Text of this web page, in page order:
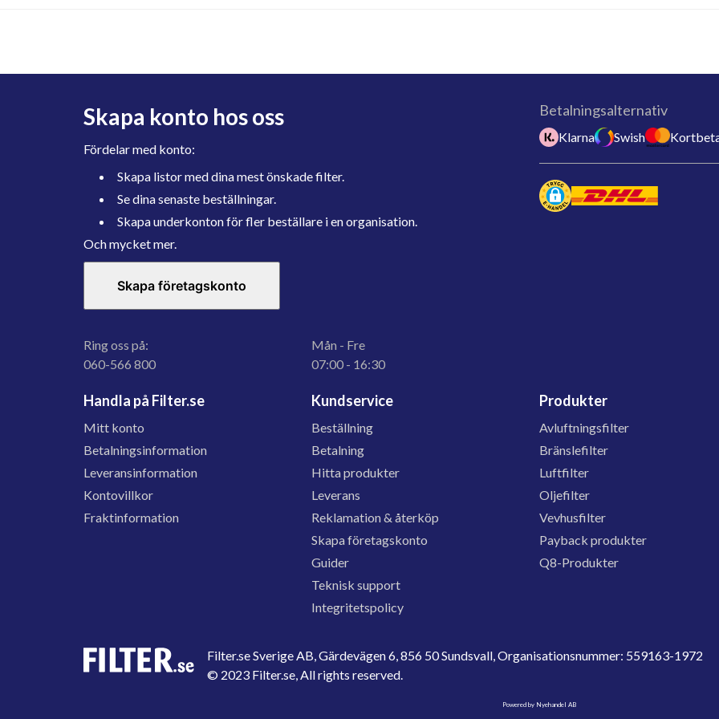
Skapa konto hos oss
Fördelar med konto:
Skapa listor med dina mest önskade filter.
Se dina senaste beställningar.
Skapa underkonton för fler beställare i en organisation.
Och mycket mer.
Skapa företagskonto
Ring oss på:
060-566 800
Mån - Fre
07:00 - 16:30
Betalningsalternativ
Klarna Swish
Handla på Filter.se
Mitt konto
Betalningsinformation
Leveransinformation
Kontovillkor
Fraktinformation
Kundservice
Beställning
Betalning
Hitta produkter
Leverans
Reklamation & återköp
Skapa företagskonto
Guider
Teknisk support
Integritetspolicy
Produkter
Avluftningsfilter
Bränslefilter
Luftfilter
Oljefilter
Vevhusfilter
Payback produkter
Q8-Produkter
Filter.se Sverige AB, Gärdevägen 6, 856 50 Sundsvall, Organisationsnummer: 559163-1972
© 2023 Filter.se, All rights reserved.
Powered by Nyehandel AB